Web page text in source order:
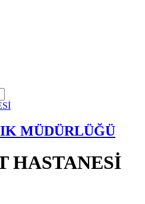
MÜDÜRLÜĞÜ
HASTANESİ